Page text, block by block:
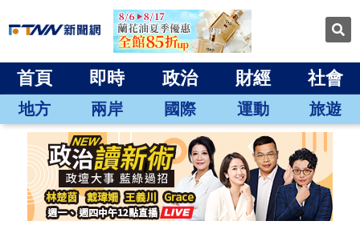
首頁 即時 政治 財經 社會
地方 兩岸 國際 運動 旅遊